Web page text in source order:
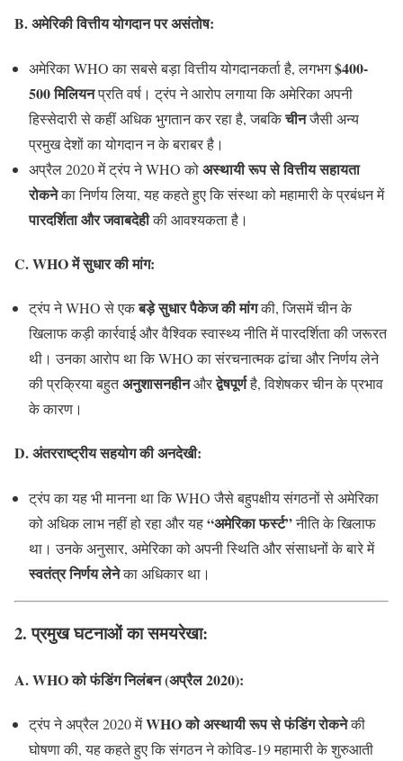
B. अमेरिकी वित्तीय योगदान पर असंतोष:
अमेरिका WHO का सबसे बड़ा वित्तीय योगदानकर्ता है, लगभग$400-
500 मिलियनप्रति वर्ष। ट्रंप ने आरोप लगाया कि अमेरिका अपनी
हिस्सेदारी से कहीं अधिक भुगतान कर रहा है, जबकिचीनजैसी अन्य
प्रमुख देशों का योगदान न के बराबर है।
अप्रैल 2020 में ट्रंप ने WHO कोअस्थायी रूप से वित्तीय सहायता
रोकनेका निर्णय लिया, यह कहते हुए कि संस्था को महामारी के प्रबंधन में
पारदर्शिता और जवाबदेहीकी आवश्यकता है।
C. WHO में सुधार की मांग:
ट्रंप ने WHO से एकबड़े सुधार पैकेज की मांगकी, जिसमें चीन के
खिलाफ कड़ी कार्रवाई और वैश्विक स्वास्थ्य नीति में पारदर्शिता की जरूरत
थी। उनका आरोप था कि WHO का संरचनात्मक ढांचा और निर्णय लेने
की प्रक्रिया बहुतअनुशासनहीनऔरद्वेषपूर्णहै, विशेषकर चीन के प्रभाव
के कारण।
D. अंतरराष्ट्रीय सहयोग की अनदेखी:
ट्रंप का यह भी मानना था कि WHO जैसे बहुपक्षीय संगठनों से अमेरिका
को अधिक लाभ नहीं हो रहा और यह“अमेरिका फर्स्ट”नीति के खिलाफ
था। उनके अनुसार, अमेरिका को अपनी स्थिति और संसाधनों के बारे में
स्वतंत्र निर्णय लेनेका अधिकार था।
2. प्रमुख घटनाओं का समयरेखा:
A. WHO को फंडिंग निलंबन (अप्रैल 2020):
ट्रंप ने अप्रैल 2020 मेंWHO को अस्थायी रूप से फंडिंग रोकनेकी
घोषणा की, यह कहते हुए कि संगठन ने कोविड-19 महामारी के शुरुआती